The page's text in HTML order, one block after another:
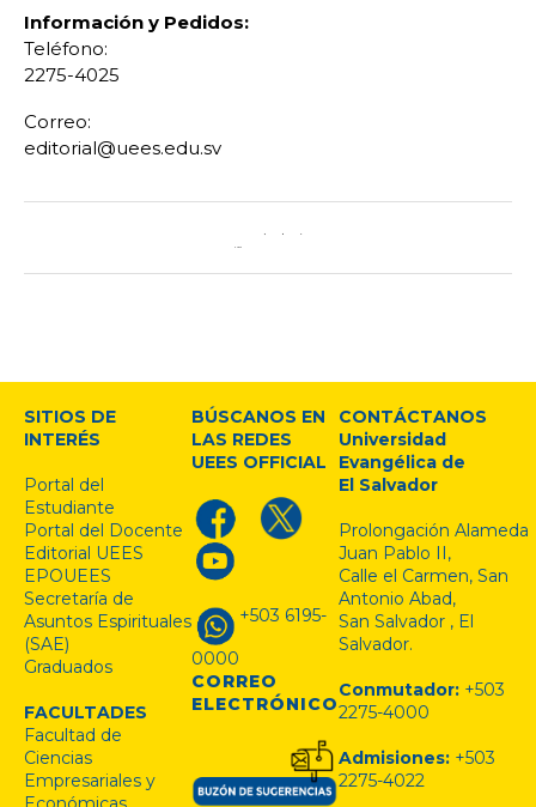
Información y Pedidos:
Teléfono:
2275-4025
Correo:
editorial@uees.edu.sv
SITIOS DE
INTERÉS
Portal del
Estudiante
Portal del Docente
Editorial UEES
EPOUEES
Secretaría de
Asuntos Espirituales
(SAE)
Graduados
FACULTADES
Facultad de
Ciencias
Empresariales y
BÚSCANOS EN
LAS REDES
UEES OFFICIAL
+503 6195-
0000
CORREO
ELECTRÓNICO
CONTÁCTANOS
Universidad
Evangélica de
El Salvador
Prolongación Alameda
Juan Pablo II,
Calle el Carmen, San
Antonio Abad,
San Salvador , El
Salvador.
Conmutador: +503
2275-4000
Admisiones: +503
2275-4022